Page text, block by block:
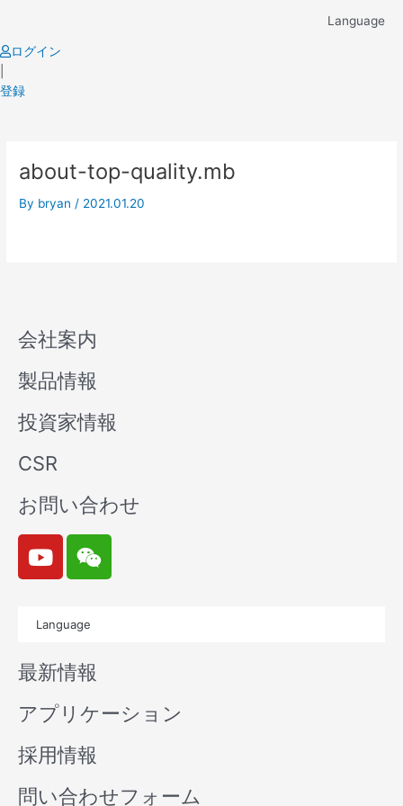
content
Language
ログイン
登録
about-top-quality.mb
By bryan / 2021.01.20
会社案内
製品情報
投資家情報
CSR
お問い合わせ
Y
o
u
b
e
W
e
i
n
Language
最新情報
アプリケーション
採用情報
問い合わせフォーム